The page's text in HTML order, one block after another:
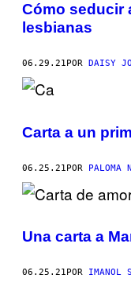
Cómo seducir
lesbianas
06.29.21 POR DAISY
Carta a un
06.25.21POR PALOMA
Una carta a
06.25.21 POR IMANOL